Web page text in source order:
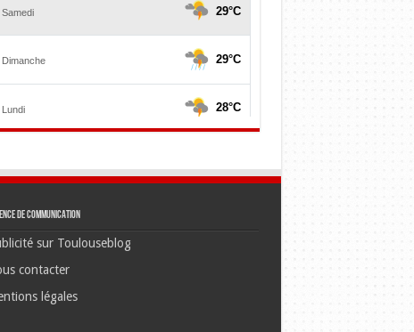
de communication
sur Toulouseblog
contacter
légales